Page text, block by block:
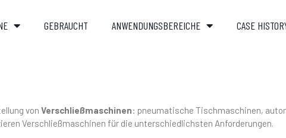
GEBRAUCHT ANWENDUNGSBEREICHE CASE
von Verschließmaschinen: pneumatische Tischmaschinen,
Verschließmaschinen für die unterschiedlichsten Anforderungen.